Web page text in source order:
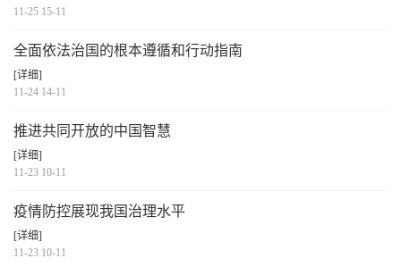
11-25 15-11
全面依法治国的根本遵循和行动指南
[详细]
11-24 14-11
推进共同开放的中国智慧
[详细]
11-23 10-11
疫情防控展现我国治理水平
[详细]
11-23 10-11